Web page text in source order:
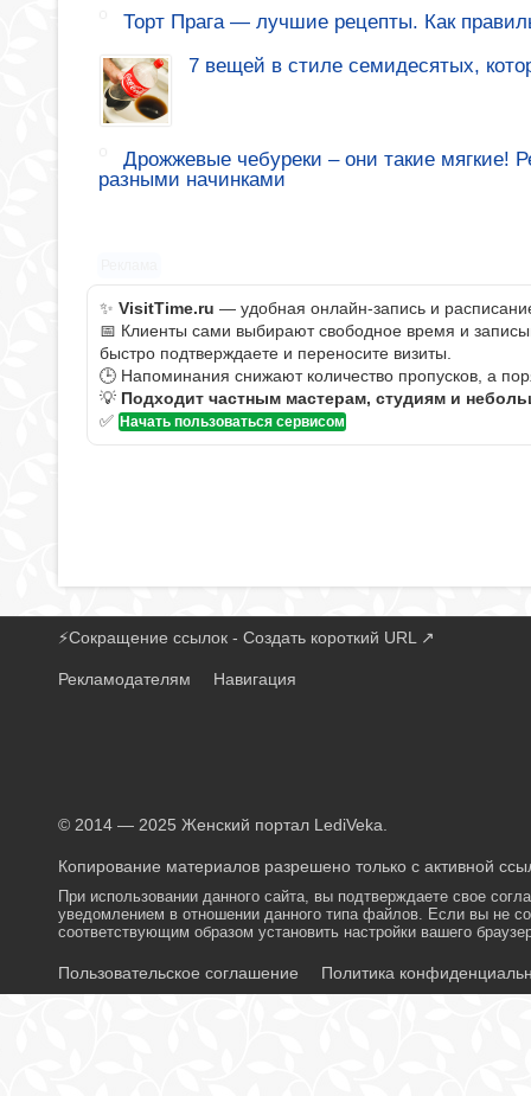
Торт Прага — лучшие рецепты. Как
7 вещей в стиле семидесятых,
Дрожжевые чебуреки – они такие мягкие!
разными начинками
✨ VisitTime.ru — удобная онлайн-запись и
📅 Клиенты сами выбирают свободное время и
быстро подтверждаете и переносите визиты.
🕒 Напоминания снижают количество пропусков, а
💡 Подходит частным мастерам, студиям и
✅ Начать пользоваться сервисом
⚡Сокращение ссылок - Создать короткий URL↗
Рекламодателям Навигация
© 2014 — 2025 Женский портал LediVeka.
Копирование материалов разрешено только с активной
При использовании данного сайта, вы подтверждаете свое
уведомлением в отношении данного типа файлов. Если вы не
соответствующим образом установить настройки вашего
Пользовательское соглашение Политика